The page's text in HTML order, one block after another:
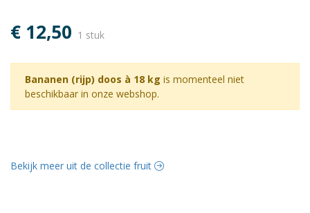
€ 12,50 1 stuk
Bananen (rijp) doos à 18 kg is momenteel niet
beschikbaar in onze webshop.
Bekijk meer uit de collectie fruit